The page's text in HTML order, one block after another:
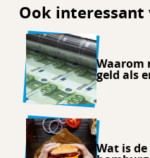
Ook interessant
Waarom
geld als
Wat is